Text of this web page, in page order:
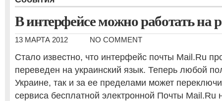
В интерфейсе можно работать на
13 МАРТА 2012 NO COMMENT
Стало известно, что интерфейс почты Mail.Ru
переведен на украинский язык. Теперь любой
Украине, так и за ее пределами может
сервиса бесплатной электронной Почты Mail.Ru